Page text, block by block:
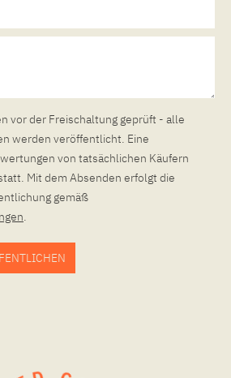
vor der Freischaltung geprüft - alle
werden veröffentlicht. Eine
von tatsächlichen Käufern
Mit dem Absenden erfolgt die
gemäß
.